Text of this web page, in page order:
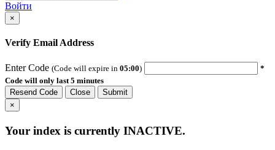
Войти
×
Verify Email Address
Enter Code (Code will expire in 05:00)
*
Code will only last 5 minutes
Resend Code
Close
Submit
×
Your index is currently INACTIVE.